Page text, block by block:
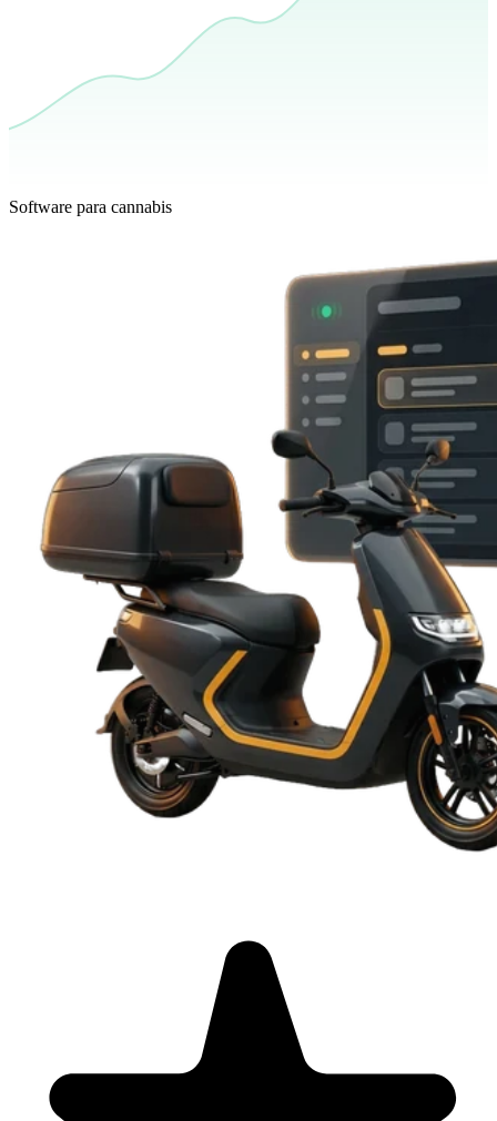
Software para cannabis